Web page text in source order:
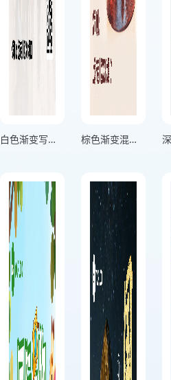
白色渐变写实风格国际残疾人日扶残助残有你有我竖版国际残疾人日海报 棕色渐变混合风格国际反腐败日清正廉明竖版国际反腐败日海报